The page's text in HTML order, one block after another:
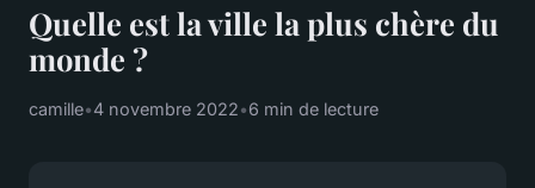
Quelle est la ville la plus chère du
monde ?
camille•4 novembre 2022•6 min de lecture